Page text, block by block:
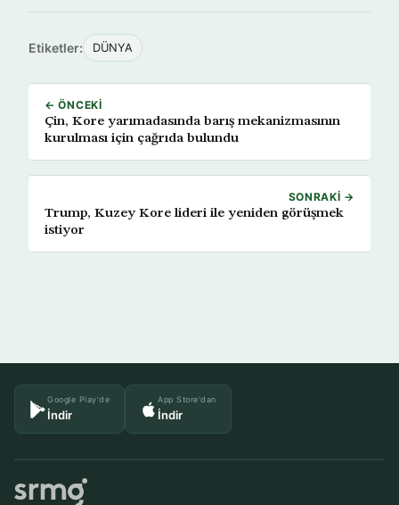
Etiketler: DÜNYA
← ÖNCEKI
Çin, Kore yarımadasında barış mekanizmasının
kurulması için çağrıda bulundu
SONRAKI →
Trump, Kuzey Kore lideri ile yeniden görüşmek
istiyor
Google Play'de
İndir
App Store'dan
İndir